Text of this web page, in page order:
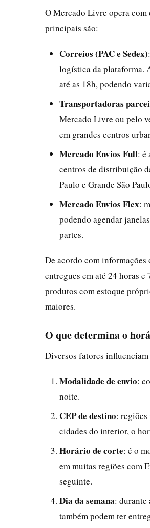
O Mercado Livre opera com
principais são:
Correios (PAC e Sedex)
logística da plataforma.
até as 18h, podendo
Transportadoras
Mercado Livre ou pelo
em grandes centros
Mercado Envios Full: é
centros de distribuição
Paulo e Grande São
Mercado Envios Flex:
podendo agendar
partes.
De acordo com
entregues em até 24 horas
produtos com estoque
maiores.
O que determina o
Diversos fatores
Modalidade de envio:
noite.
CEP de destino:
cidades do interior, o
Horário de corte: é o
em muitas regiões com
seguinte.
Dia da semana: durante
também podem ter